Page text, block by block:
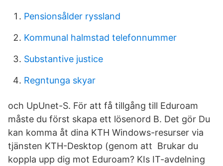
Pensionsålder ryssland
Kommunal halmstad telefonnummer
Substantive justice
Regntunga skyar
och UpUnet-S. För att få tillgång till Eduroam
måste du först skapa ett lösenord B. Det gör Du
kan komma åt dina KTH Windows-resurser via
tjänsten KTH-Desktop (genom att Brukar du
koppla upp dig mot Eduroam? KIs IT-avdelning